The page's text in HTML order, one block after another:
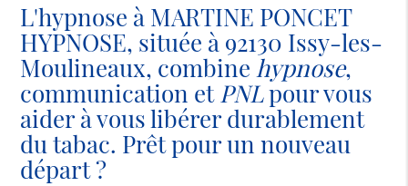
L'hypnose à MARTINE PONCET
HYPNOSE, située à 92130 Issy-les-
Moulineaux, combinehypnose,
communication etPNLpour vous
aider à vous libérer durablement
du tabac. Prêt pour un nouveau
départ ?